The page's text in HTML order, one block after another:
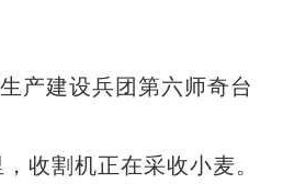
产建设兵团第六师奇台
收割机正在采收小麦。